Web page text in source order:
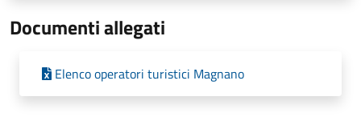
Documenti allegati
Elenco operatori turistici Magnano